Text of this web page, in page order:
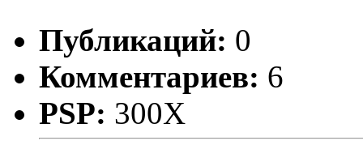
Публикаций: 0
Комментариев: 6
PSP: 300X